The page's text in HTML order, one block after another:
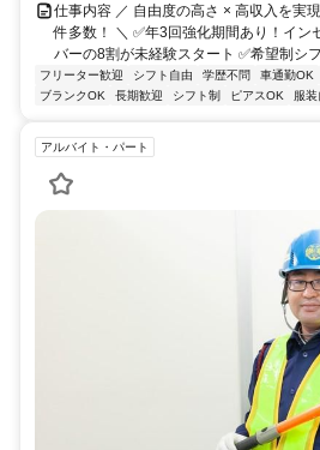
仕事内容 ／ 自由度の高さ × 高収入を実
件多数！ ＼ ✅年3回強化期間あり！イン
バーの8割が未経験スタート ✅希望制シ
フリーター歓迎 シフト自由 学歴不問 車通勤OK
ブランクOK
長期歓迎 シフト制 ピアスOK 服
アルバイト・パート